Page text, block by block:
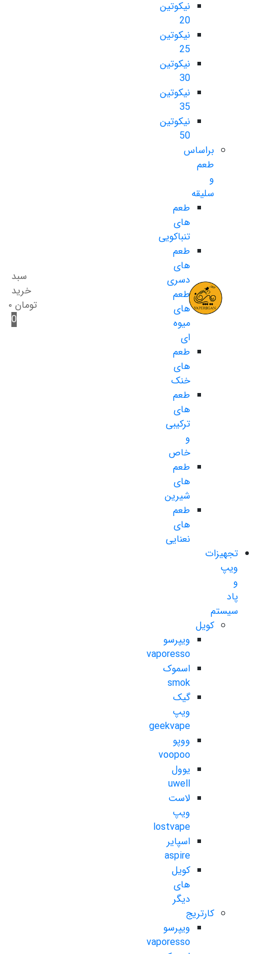
نیکوتین
20
نیکوتین
25
نیکوتین
30
نیکوتین
35
نیکوتین
50
براساس
طعم
و
سلیقه
طعم
های
تنباکویی
طعم
های
دسری
طعم
های
میوه
ای
طعم
های
خنک
طعم
های
ترکیبی
و
خاص
طعم
های
شیرین
طعم
های
نعنایی
تجهیزات
ویپ
و
پاد
سیستم
کویل
ویپرسو
vaporesso
اسموک
smok
گیک
ویپ
geekvape
ووپو
voopoo
یوول
uwell
لاست
ویپ
lostvape
اسپایر
aspire
کویل
های
دیگر
کارتریج
ویپرسو
vaporesso
سبد
خرید
تومان ۰
0